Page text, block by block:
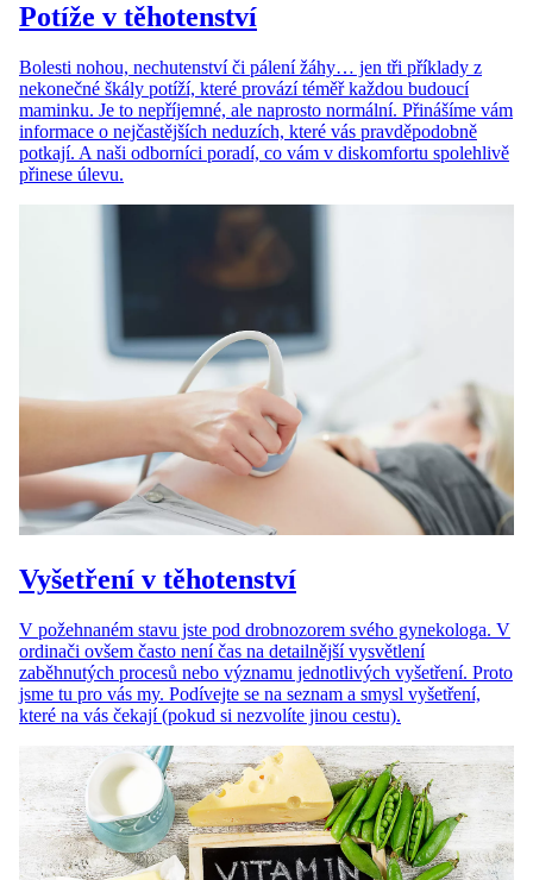
Potíže v těhotenství
Bolesti nohou, nechutenství či pálení žáhy… jen tři příklady z
nekonečné škály potíží, které provází téměř každou budoucí
maminku. Je to nepříjemné, ale naprosto normální. Přinášíme vám
informace o nejčastějších neduzích, které vás pravděpodobně
potkají. A naši odborníci poradí, co vám v diskomfortu spolehlivě
přinese úlevu.
Vyšetření v těhotenství
V požehnaném stavu jste pod drobnozorem svého gynekologa. V
ordinači ovšem často není čas na detailnější vysvětlení
zaběhnutých procesů nebo významu jednotlivých vyšetření. Proto
jsme tu pro vás my. Podívejte se na seznam a smysl vyšetření,
které na vás čekají (pokud si nezvolíte jinou cestu).